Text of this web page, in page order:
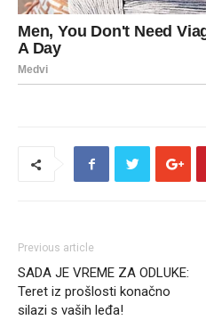
Previous article
SADA JE VREME ZA ODLUKE:
Teret iz prošlosti konačno
silazi s vaših leđa!